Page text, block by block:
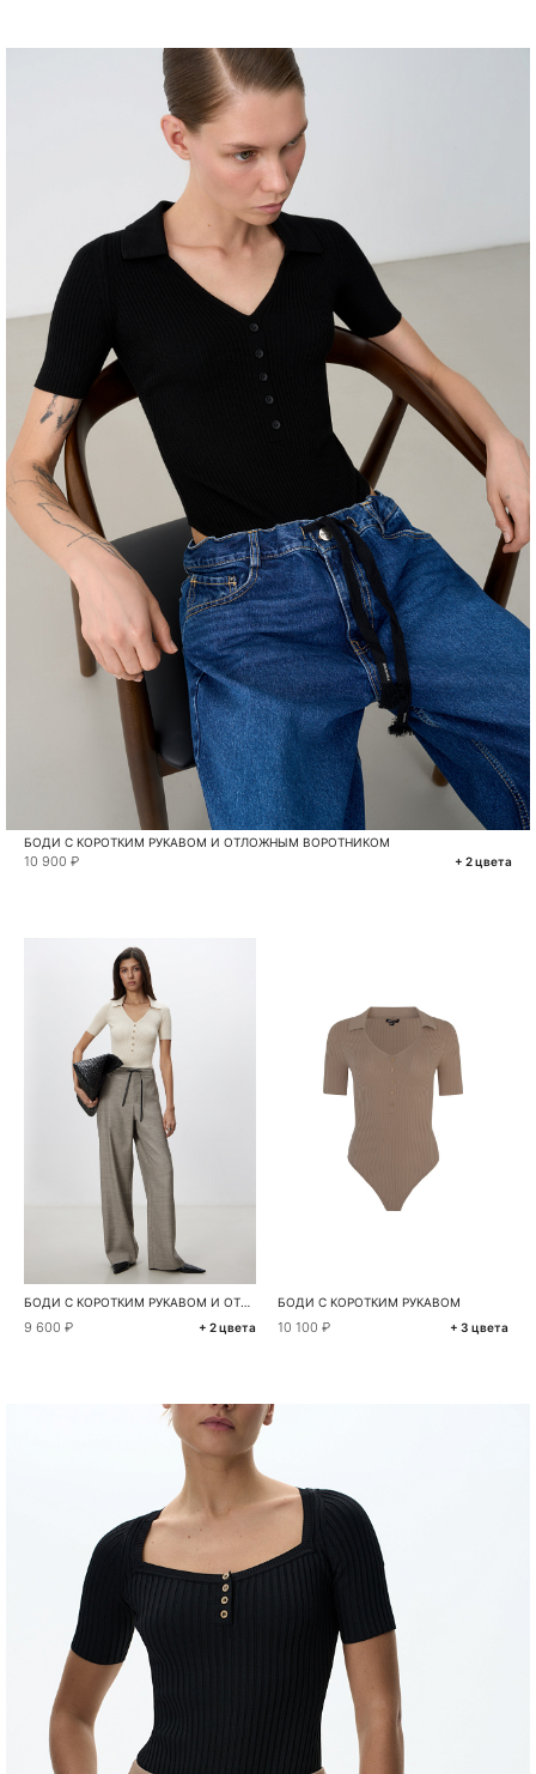
БОДИ С КОРОТКИМ РУКАВОМ И ОТЛОЖНЫМ ВОРОТНИКОМ
10 900 ₽ + 2 цвета
БОДИ С КОРОТКИМ РУКАВОМ И ОТЛОЖНЫМ ВОРОТНИКОМ
9 600 ₽ + 2 цвета
БОДИ С КОРОТКИМ РУКАВОМ
10 100 ₽ + 3 цвета